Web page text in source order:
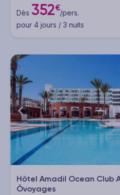
Dès 352€/pers.
pour 4 jours / 3 nuits
Hôtel Amadil Ocean Club
Ôvoyages